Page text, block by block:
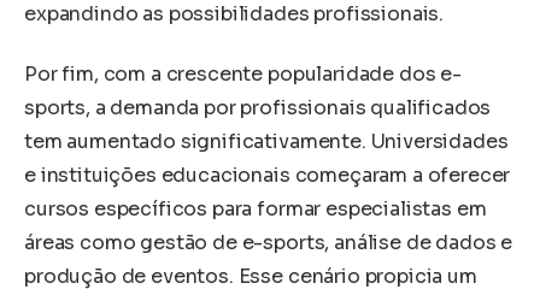
expandindo as possibilidades profissionais.
Por fim, com a crescente popularidade dos e-
sports, a demanda por profissionais qualificados
tem aumentado significativamente. Universidades
e instituições educacionais começaram a oferecer
cursos específicos para formar especialistas em
áreas como gestão de e-sports, análise de dados e
produção de eventos. Esse cenário propicia um